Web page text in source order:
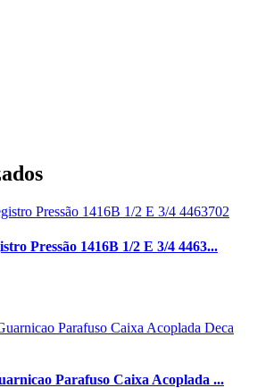
Pressão 1416B 1/2 E 3/4 4463...
Parafuso Caixa Acoplada ...